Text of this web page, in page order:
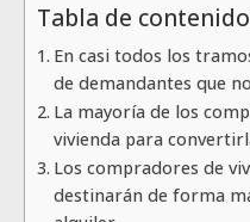
Tabla de
En casi todos los
de demandantes que
La mayoría de los
vivienda para
Los compradores de
destinarán de forma